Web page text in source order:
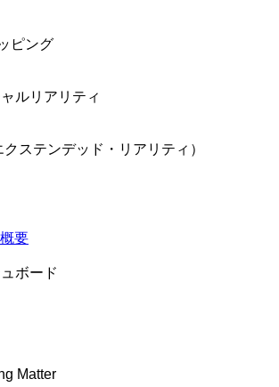
ピング
ルリアリティ
ステンデッド・リアリティ）
要
ボード
Matter